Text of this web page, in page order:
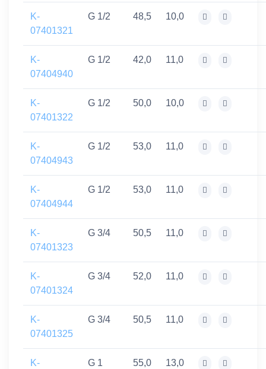
K-
07401321
G 1/2 48,5 10,0
K-
07404940
G 1/2 42,0 11,0
K-
07401322
G 1/2 50,0 10,0
K-
07404943
G 1/2 53,0 11,0
K-
07404944
G 1/2 53,0 11,0
K-
07401323
G 3/4 50,5 11,0
K-
07401324
G 3/4 52,0 11,0
K-
07401325
G 3/4 50,5 11,0
K- G 1 55,0 13,0